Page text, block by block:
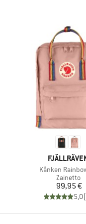
MARCHIO
Articolo
Kånken
Gruppo di
Zainetto
Prezzo
99,95 €
5,0(